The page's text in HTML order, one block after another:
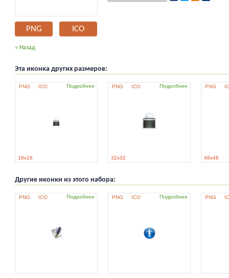
PNG ICO
« Назад
Эта иконка других размеров:
PNG ICO Подробнее
16x16
PNG ICO Подробнее
32x32
PNG
48x48
Другие иконки из этого набора:
PNG ICO Подробнее PNG ICO Подробнее PNG